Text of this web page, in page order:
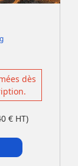
dès
€ HT)